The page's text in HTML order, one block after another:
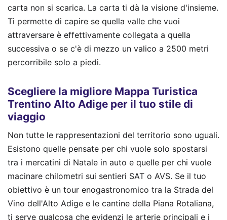
carta non si scarica. La carta ti dà la visione d'insieme.
Ti permette di capire se quella valle che vuoi
attraversare è effettivamente collegata a quella
successiva o se c'è di mezzo un valico a 2500 metri
percorribile solo a piedi.
Scegliere la migliore Mappa Turistica
Trentino Alto Adige per il tuo stile di
viaggio
Non tutte le rappresentazioni del territorio sono uguali.
Esistono quelle pensate per chi vuole solo spostarsi
tra i mercatini di Natale in auto e quelle per chi vuole
macinare chilometri sui sentieri SAT o AVS. Se il tuo
obiettivo è un tour enogastronomico tra la Strada del
Vino dell'Alto Adige e le cantine della Piana Rotaliana,
ti serve qualcosa che evidenzi le arterie principali e i